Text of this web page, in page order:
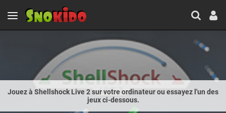
Jouez à Shellshock Live 2 sur votre ordinateur ou essayez l'un des
jeux ci-dessous.